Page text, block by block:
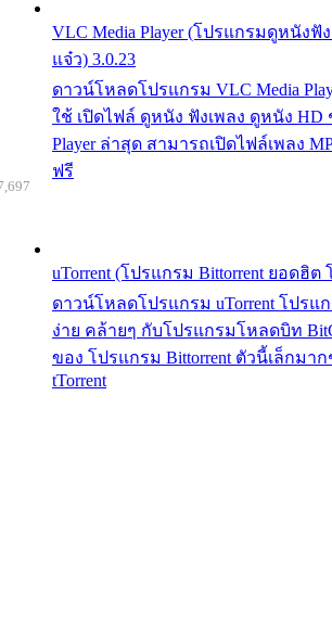
VLC Media Player (โปรแกรมดูหนังฟั
แจ๋ว) 3.0.23
ดาวน์โหลดโปรแกรม VLC Media
ใช้ เปิดไฟล์ ดูหนัง ฟังเพลง ดูหนัง
Player ล่าสุด สามารถเปิดไฟล์เพลง
ฟรี
uTorrent (โปรแกรม Bittorrent ยอดฮิต
ดาวน์โหลดโปรแกรม uTorrent โปรแ
ง่าย คล้ายๆ กับโปรแกรมโหลดบิท
ของ โปรแกรม Bittorrent ตัวนี้เล็กมา
tTorrent